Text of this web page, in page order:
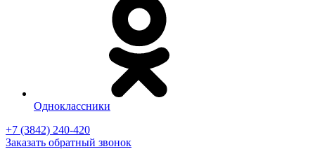
Одноклассники
+7 (3842) 240-420
Заказать обратный звонок